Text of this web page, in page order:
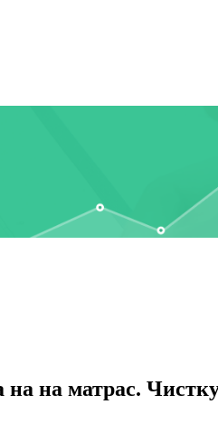
на матрас.